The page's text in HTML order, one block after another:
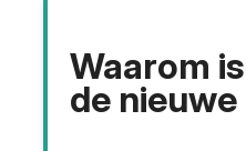
Waarom
de